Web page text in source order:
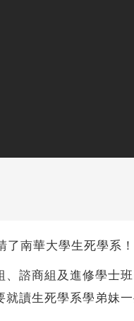
南華大學生死學系！
諮商組及進修學士
讀生死學系學弟妹一